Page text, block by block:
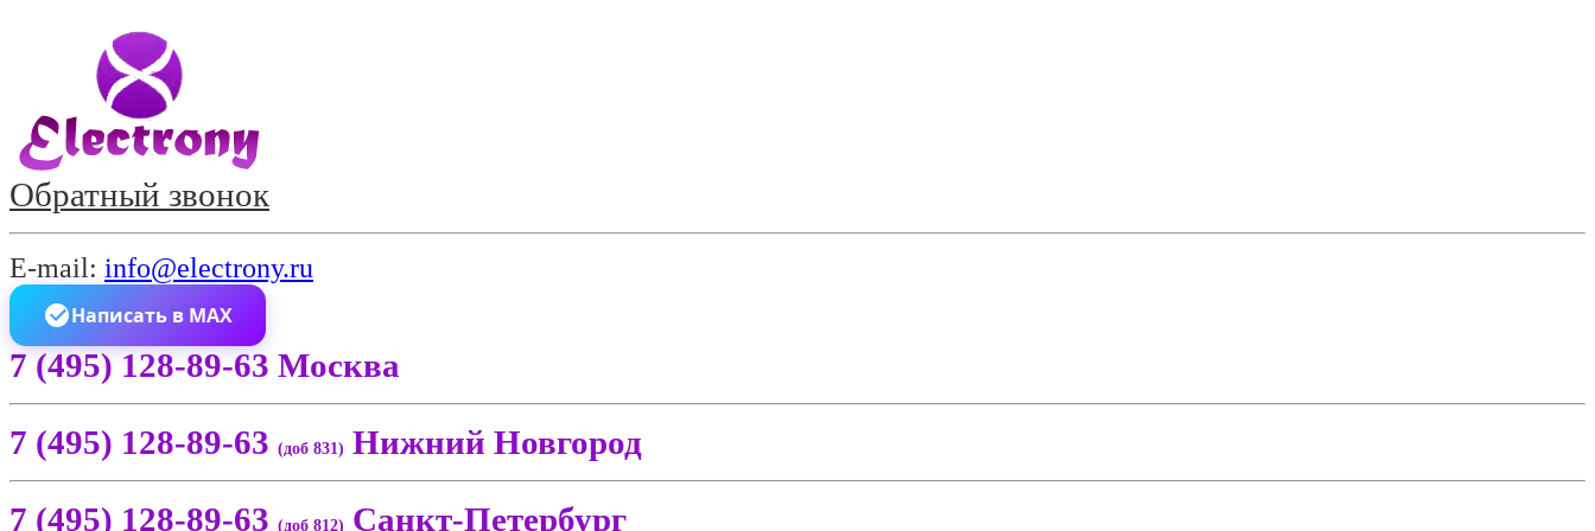
Обратный звонок
E-mail: info@electrony.ru
Написать в MAX
7 (495) 128-89-63 Москва
7 (495) 128-89-63 (доб 831) Нижний Новгород
7 (495) 128-89-63 (доб 812) Санкт-Петербург